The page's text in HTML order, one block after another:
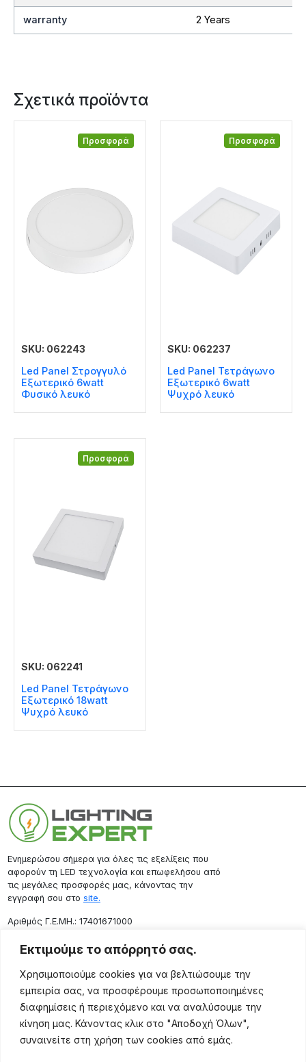
Εκτιμούμε το απόρρητό σας.
Χρησιμοποιούμε cookies για να βελτιώσουμε την
εμπειρία σας, να προσφέρουμε προσωποποιημένες
διαφημίσεις ή περιεχόμενο και να αναλύσουμε την
κίνηση μας. Κάνοντας κλικ στο "Αποδοχή Όλων",
συναινείτε στη χρήση των cookies από εμάς.
warranty 2 Years
Σχετικά προϊόντα
Προσφορά
SKU: 062243
Led Panel Στρογγυλό
Εξωτερικό 6watt
Φυσικό λευκό
Προσφορά
SKU: 062237
Led Panel Τετράγωνο
Εξωτερικό 6watt
Ψυχρό λευκό
Προσφορά
SKU: 062241
Led Panel Τετράγωνο
Εξωτερικό 18watt
Ψυχρό λευκό
Ενημερώσου σήμερα για όλες τις εξελίξεις που
αφορούν τη LED τεχνολογία και επωφελήσου από
τις μεγάλες προσφορές μας, κάνοντας την
εγγραφή σου στο site.
Aριθμός Γ.Ε.ΜΗ.: 17401671000
Επικοινωνία
Ρόδου 133, Αθήνα 10443
(+30) 211 725 5427
sales@lightingexpert.gr